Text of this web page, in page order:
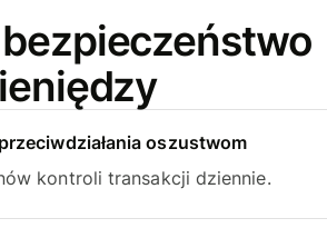
oszustwom
kontroli transakcji dziennie.